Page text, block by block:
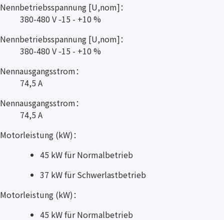
Nennbetriebsspannung [U,nom]：
380-480 V -15 - +10 %
Nennbetriebsspannung [U,nom]：
380-480 V -15 - +10 %
Nennausgangsstrom：
74,5 A
Nennausgangsstrom：
74,5 A
Motorleistung (kW)：
45 kW für Normalbetrieb
37 kW für Schwerlastbetrieb
Motorleistung (kW)：
45 kW für Normalbetrieb